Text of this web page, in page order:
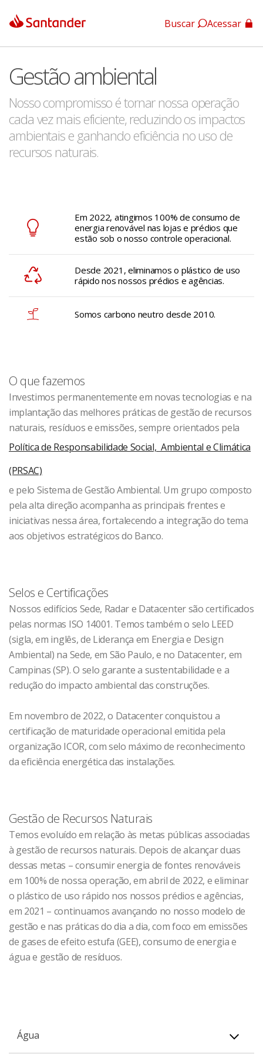
App Santander
App Santander Empresas
Buscar Acessar
Gestão ambiental
Nosso compromisso é tornar nossa operação
cada vez mais eficiente, reduzindo os impactos
ambientais e ganhando eficiência no uso de
recursos naturais.
Em 2022, atingimos 100% de consumo de
energia renovável nas lojas e prédios que
estão sob o nosso controle operacional.
Desde 2021, eliminamos o plástico de uso
rápido nos nossos prédios e agências.
Somos carbono neutro desde 2010.
O que fazemos
Investimos permanentemente em novas tecnologias e na
implantação das melhores práticas de gestão de recursos
naturais, resíduos e emissões, sempre orientados pela
Política de Responsabilidade Social, Ambiental e Climática
(PRSAC)
e pelo Sistema de Gestão Ambiental. Um grupo composto
pela alta direção acompanha as principais frentes e
iniciativas nessa área, fortalecendo a integração do tema
aos objetivos estratégicos do Banco.
Selos e Certificações
Nossos edifícios Sede, Radar e Datacenter são certificados
pelas normas ISO 14001. Temos também o selo LEED
(sigla, em inglês, de Liderança em Energia e Design
Ambiental) na Sede, em São Paulo, e no Datacenter, em
Campinas (SP). O selo garante a sustentabilidade e a
redução do impacto ambiental das construções.
Em novembro de 2022, o Datacenter conquistou a
certificação de maturidade operacional emitida pela
organização ICOR, com selo máximo de reconhecimento
da eficiência energética das instalações.
Gestão de Recursos Naturais
Temos evoluído em relação às metas públicas associadas
à gestão de recursos naturais. Depois de alcançar duas
dessas metas – consumir energia de fontes renováveis
em 100% de nossa operação, em abril de 2022, e eliminar
o plástico de uso rápido nos nossos prédios e agências,
em 2021 – continuamos avançando no nosso modelo de
gestão e nas práticas do dia a dia, com foco em emissões
de gases de efeito estufa (GEE), consumo de energia e
água e gestão de resíduos.
Água